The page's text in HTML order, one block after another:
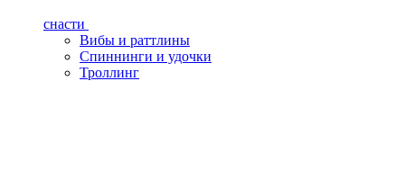
снасти
Вибы и раттлины
Спиннинги и удочки
Троллинг